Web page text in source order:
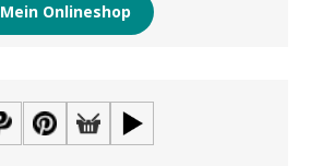
Mein Onlineshop